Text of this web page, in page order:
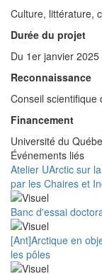
Culture, littérature,
Durée du projet
Du 1er janvier
Reconnaissance
Conseil scientifique
Financement
Université du
Événements liés
Atelier UArctic sur
par les Chaires et
Banc d'essai
[Ant]Arctique en
les pôles